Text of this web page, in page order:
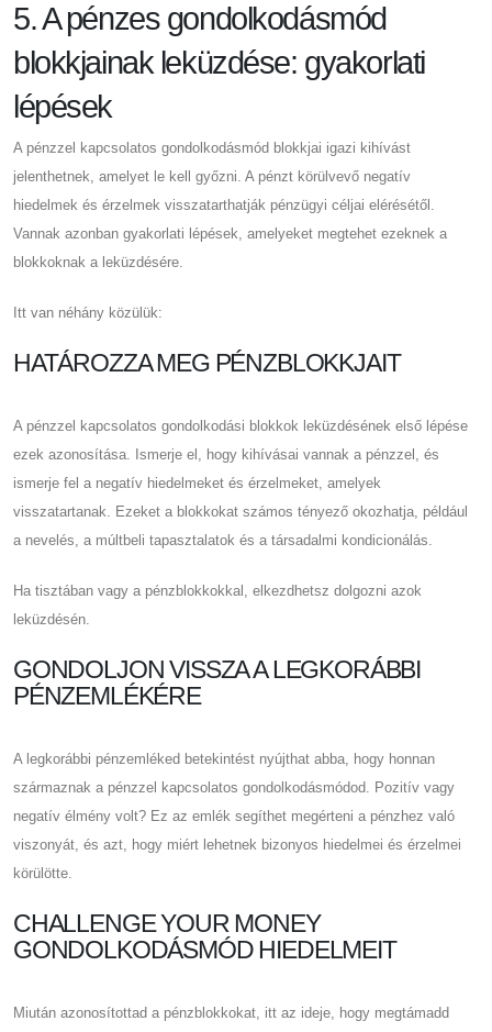
5. A pénzes gondolkodásmód
blokkjainak leküzdése: gyakorlati
lépések
A pénzzel kapcsolatos gondolkodásmód blokkjai igazi kihívást
jelenthetnek, amelyet le kell győzni. A pénzt körülvevő negatív
hiedelmek és érzelmek visszatarthatják pénzügyi céljai elérésétől.
Vannak azonban gyakorlati lépések, amelyeket megtehet ezeknek a
blokkoknak a leküzdésére.
Itt van néhány közülük:
HATÁROZZA MEG PÉNZBLOKKJAIT
A pénzzel kapcsolatos gondolkodási blokkok leküzdésének első lépése
ezek azonosítása. Ismerje el, hogy kihívásai vannak a pénzzel, és
ismerje fel a negatív hiedelmeket és érzelmeket, amelyek
visszatartanak. Ezeket a blokkokat számos tényező okozhatja, például
a nevelés, a múltbeli tapasztalatok és a társadalmi kondicionálás.
Ha tisztában vagy a pénzblokkokkal, elkezdhetsz dolgozni azok
leküzdésén.
GONDOLJON VISSZA A LEGKORÁBBI
PÉNZEMLÉKÉRE
A legkorábbi pénzemléked betekintést nyújthat abba, hogy honnan
származnak a pénzzel kapcsolatos gondolkodásmódod. Pozitív vagy
negatív élmény volt? Ez az emlék segíthet megérteni a pénzhez való
viszonyát, és azt, hogy miért lehetnek bizonyos hiedelmei és érzelmei
körülötte.
CHALLENGE YOUR MONEY
GONDOLKODÁSMÓD HIEDELMEIT
Miután azonosítottad a pénzblokkokat, itt az ideje, hogy megtámadd